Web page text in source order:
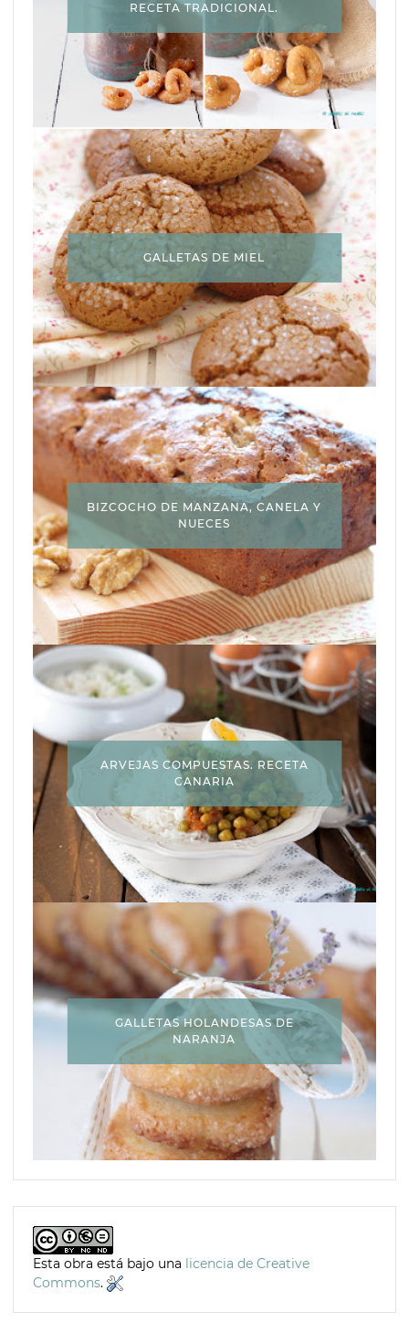
RECETA TRADICIONAL.
GALLETAS DE MIEL
BIZCOCHO DE MANZANA, CANELA Y
NUECES
ARVEJAS COMPUESTAS. RECETA
CANARIA
GALLETAS HOLANDESAS DE
NARANJA
Esta obra está bajo una licencia de Creative
Commons.